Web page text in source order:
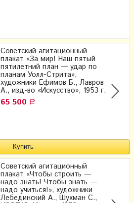
Советский агитационный
плакат «За мир! Наш пятый
пятилетний план — удар по
планам Уолл-Стрита»,
художники Ефимов Б., Лавров
А., изд-во «Искусство», 1953 г.
65 500 Р
Советский агитационный
плакат «Чтобы строить —
надо знать! Чтобы знать —
надо учиться!», художники
Лебединский А., Шухман С.,